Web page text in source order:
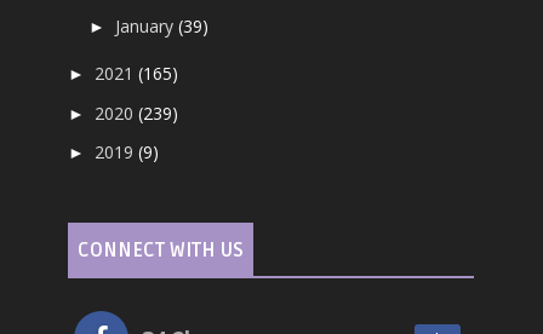
► January(39)
► 2021(165)
► 2020(239)
► 2019(9)
CONNECT WITH US